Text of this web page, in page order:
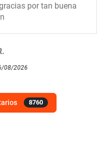
por tan buena
08/2026
8760